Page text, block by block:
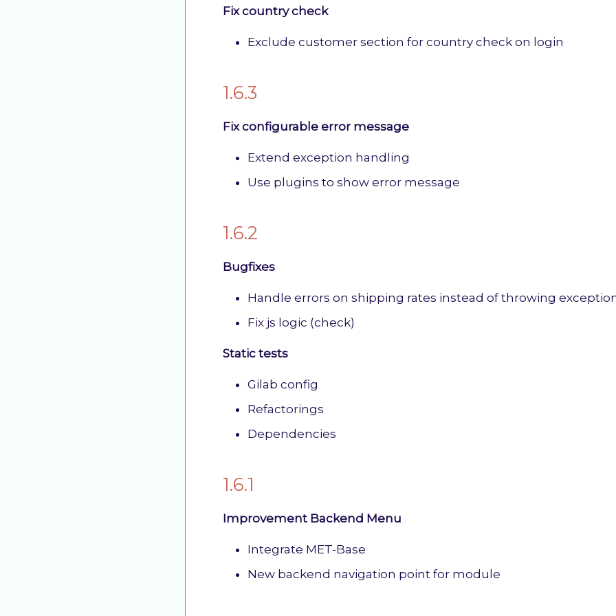
Fix country check
Exclude customer section for country check on login
1.6.3
Fix configurable error message
Extend exception handling
Use plugins to show error message
1.6.2
Bugfixes
Handle errors on shipping rates instead of throwing
Fix js logic (check)
Static tests
Gilab config
Refactorings
Dependencies
1.6.1
Improvement Backend Menu
Integrate MET-Base
New backend navigation point for module